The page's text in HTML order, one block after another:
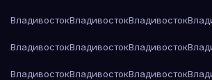
ВладивостокВладивостокВладивосток
ВладивостокВладивостокВладивосток
ВладивостокВладивостокВладивосток